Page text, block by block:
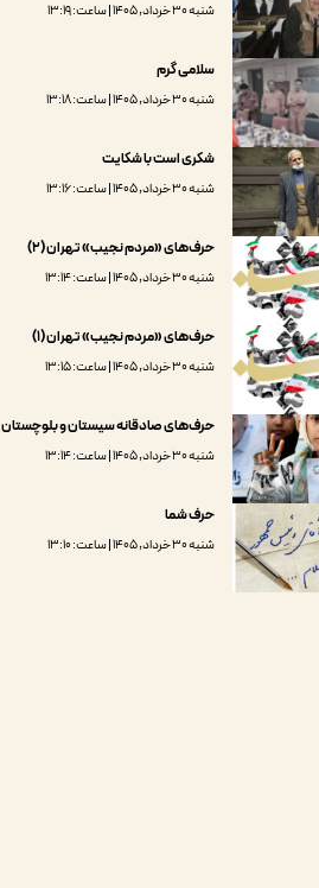
شنبه ۳۰ خرداد, ۱۴۰۵ | ساعت: ۱۳:۱۹
سلامی گرم
شنبه ۳۰ خرداد, ۱۴۰۵ | ساعت: ۱۳:۱۸
شکری است با شکایت
شنبه ۳۰ خرداد, ۱۴۰۵ | ساعت: ۱۳:۱۶
حرف‌های «مردم نجیب» تهران (۲)
شنبه ۳۰ خرداد, ۱۴۰۵ | ساعت: ۱۳:۱۴
حرف‌های «مردم نجیب» تهران (۱)
شنبه ۳۰ خرداد, ۱۴۰۵ | ساعت: ۱۳:۱۵
حرف‌های صادقانه سیستان و بلوچستان
شنبه ۳۰ خرداد, ۱۴۰۵ | ساعت: ۱۳:۱۴
حرف شما
شنبه ۳۰ خرداد, ۱۴۰۵ | ساعت: ۱۳:۱۰